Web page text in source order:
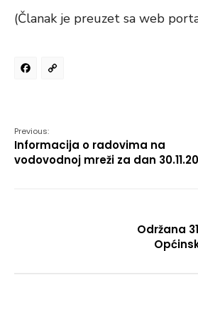
(Članak je preuzet sa web
Facebook
Previous:
Informacija o radovima na
vodovodnoj mreži za dan
Održana